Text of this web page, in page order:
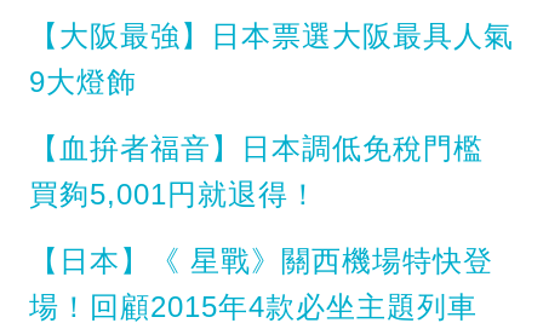
【大阪最強】日本票選大阪最具人氣
9大燈飾
【血拚者福音】日本調低免稅門檻
買夠5,001円就退得！
【日本】《 星戰》關西機場特快登
場！回顧2015年4款必坐主題列車